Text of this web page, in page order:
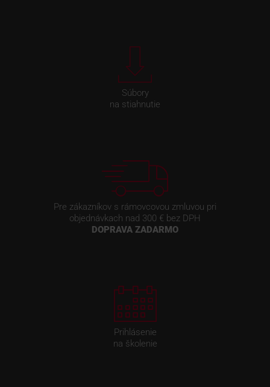
Súbory
na stiahnutie
Pre zákazníkov s rámovcovou zmluvou pri
objednávkach nad 300 € bez DPH
DOPRAVA ZADARMO
Prihlásenie
na školenie